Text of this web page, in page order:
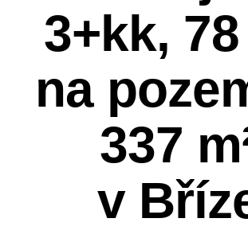
3+kk, 78
na
337
v